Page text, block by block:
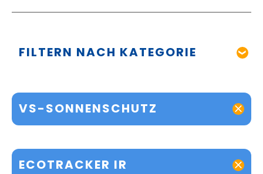
FILTERN NACH KATEGORIE
VS-SONNENSCHUTZ
ECOTRACKER IR